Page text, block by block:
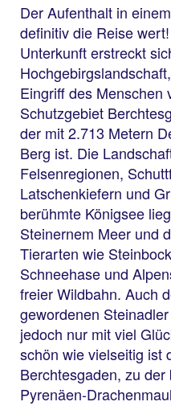
Der Aufenthalt in
definitiv die Reise
Unterkunft erstreckt
Eingriff des Menschen
Schutzgebiet
der mit 2.713 Metern
Berg ist. Die
Felsenregionen,
Latschenkiefern und
berühmte Königsee
Steinernem Meer und
Tierarten wie
Schneehase und
freier Wildbahn. Auch
gewordenen
jedoch nur mit viel
schön wie vielseitig ist
Berchtesgaden, zu
Pyrenäen-